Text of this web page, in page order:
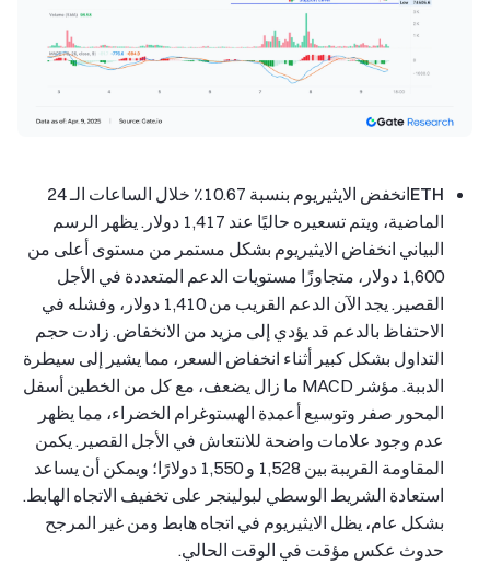
ETH
انخفض الايثيريوم بنسبة 10.67٪ خلال الساعات الـ 24
الماضية، ويتم تسعيره حاليًا عند 1,417 دولار. يظهر الرسم
البياني انخفاض الايثيريوم بشكل مستمر من مستوى أعلى من
1,600 دولار، متجاوزًا مستويات الدعم المتعددة في الأجل
القصير. يجد الآن الدعم القريب من 1,410 دولار، وفشله في
الاحتفاظ بالدعم قد يؤدي إلى مزيد من الانخفاض. زادت حجم
التداول بشكل كبير أثناء انخفاض السعر، مما يشير إلى سيطرة
الدببة. مؤشر MACD ما زال يضعف، مع كل من الخطين أسفل
المحور صفر وتوسيع أعمدة الهستوغرام الخضراء، مما يظهر
عدم وجود علامات واضحة للانتعاش في الأجل القصير. يكمن
المقاومة القريبة بين 1,528 و 1,550 دولارًا؛ ويمكن أن يساعد
استعادة الشريط الوسطي لبولينجر على تخفيف الاتجاه الهابط.
بشكل عام، يظل الايثيريوم في اتجاه هابط ومن غير المرجح
حدوث عكس مؤقت في الوقت الحالي.